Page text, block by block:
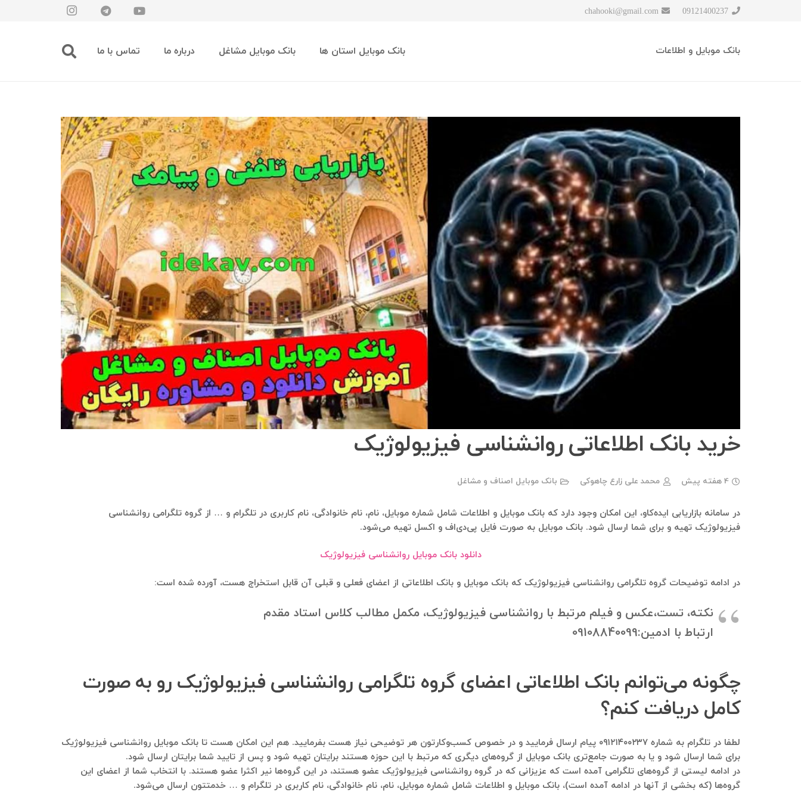
09121400237
chahooki@gmail.com
بانک موبایل و اطلاعات بانک موبایل استان ها بانک موبایل مشاغل درباره ما تماس با ما
خرید بانک اطلاعاتی روانشناسی فیزیولوژیک
4 هفته پیش محمد علی زارع چاهوکی بانک موبایل اصناف و مشاغل
در سامانه بازاریابی ایده‌کاو، این امکان وجود دارد که بانک موبایل و اطلاعات شامل شماره موبایل، نام، نام خانوادگی، نام کاربری در تلگرام و … از گروه تلگرامی روانشناسی
فیزیولوژیک تهیه و برای شما ارسال شود. بانک موبایل به صورت فایل پی‌دی‌اف و اکسل تهیه می‌شود.
دانلود بانک موبایل روانشناسی فیزیولوژیک
در ادامه توضیحات گروه تلگرامی روانشناسی فیزیولوژیک که بانک موبایل و بانک اطلاعاتی از اعضای فعلی و قبلی آن قابل استخراج هست، آورده شده است:
نکته، تست،عکس و فیلم مرتبط با روانشناسی فیزیولوژیک، مکمل مطالب کلاس استاد مقدم
ارتباط با ادمین:09108840099
چگونه می‌توانم بانک اطلاعاتی اعضای گروه تلگرامی روانشناسی فیزیولوژیک رو به صورت
کامل دریافت کنم؟
لطفا در تلگرام به شماره ۰۹۱۲۱۴۰۰۲۳۷ پیام ارسال فرمایید و در خصوص کسب‌وکارتون هر توضیحی نیاز هست بفرمایید. هم این امکان هست تا بانک موبایل روانشناسی فیزیولوژیک
برای شما ارسال شود و یا به صورت جامع‌تری بانک موبایل از گروه‌های دیگری که مرتبط با این حوزه هستند برایتان تهیه شود و پس از تایید شما برایتان ارسال شود.
در ادامه لیستی از گروه‌های تلگرامی آمده است که عزیزانی که در گروه روانشناسی فیزیولوژیک عضو هستند، در این گروه‌ها نیر اکثرا عضو هستند. با انتخاب شما از اعضای این
گروه‌ها (که بخشی از آنها در ادامه آمده است)، بانک موبایل و اطلاعات شامل شماره موبایل، نام، نام خانوادگی، نام کاربری در تلگرام و … خدمتتون ارسال می‌شود.